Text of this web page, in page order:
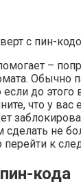
с пин-
–
Обычно
до
что у вас
не
перейти к
кода